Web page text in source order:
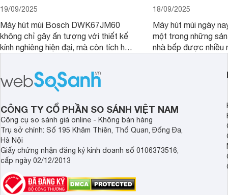
19/09/2025
Máy hút mùi Bosch DWK67JM60
không chỉ gây ấn tượng với thiết kế
kính nghiêng hiện đại, mà còn tích hợp
sự tiện nghi và hiệu quả cho căn bếp.
Đây chắc chắn sẽ là lựa chọn lý
tưởng cho không gian bếp hiện đại.
18/09/2025
Máy hút mùi ngày
một trong những
nhà bếp được nhiều
thiết bị nổi bật
là máy hút mùi
review chi tiết về
này nhé!
CÔNG TY CỔ PHẦN SO SÁNH VIỆT NAM
Công cụ so sánh giá online - Không bán hàng
Trụ sở chính: Số 195 Khâm Thiên, Thổ Quan, Đống Đa,
Hà Nội
Giấy chứng nhận đăng ký kinh doanh số 0106373516,
cấp ngày 02/12/2013